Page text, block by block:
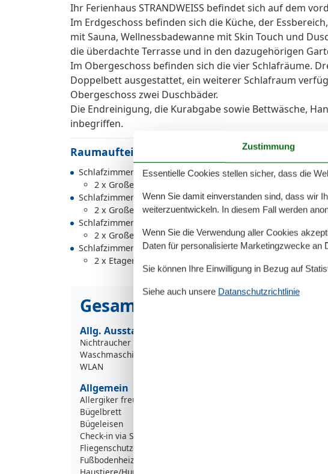
Ihr Ferienhaus STRANDWEISS befindet sich auf dem
Im Erdgeschoss befinden sich die Küche, der
mit Sauna, Wellnessbadewanne mit Skin Touch und
die überdachte Terrasse und in den dazugehörigen
Im Obergeschoss befinden sich die vier Schlafräume.
Doppelbett ausgestattet, ein weiterer Schlafraum
Obergeschoss zwei Duschbäder.
Die Endreinigung, die Kurabgabe sowie Bettwäsche,
inbegriffen.
Raumaufteilung
Schlafzimmer
2 x Großes Doppelbett - Size: 181-210 cm
Schlafzimmer
2 x Großes Doppelbett - Size: 181-210 cm
Schlafzimmer
2 x Großes Doppelbett - Size: 181-210 cm
Schlafzimmer
2 x Etagenbett - variable size
Gesamte Ausstattung
Allg. Ausstattung
Nichtraucher
Waschmaschine
WLAN
Allgemein
Allergiker freundlich
Bügelbrett
Bügeleisen
Check-in via Schlüsselsafe
Fliegenschutzgitter
Fußbodenheizung
Zustimmung
Essentielle Cookies stellen sicher, dass die
Wenn Sie damit einverstanden sind, dass wir
weiterzuentwickeln. In diesem Fall werden
Wenn Sie die Verwendung aller Cookies
Daten für personalisierte Marketingzwecke an
Sie können Ihre Einwilligung in Bezug auf
Siehe auch unsere Datanschutzrichtlinie